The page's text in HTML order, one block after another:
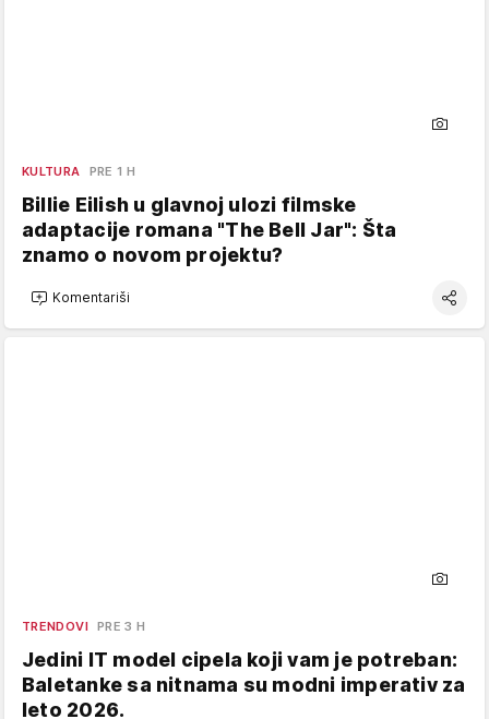
KULTURA PRE 1 H
Billie Eilish u glavnoj ulozi filmske
adaptacije romana "The Bell Jar": Šta
znamo o novom projektu?
Komentariši
TRENDOVI PRE 3 H
Jedini IT model cipela koji vam je potreban:
Baletanke sa nitnama su modni imperativ za
leto 2026.